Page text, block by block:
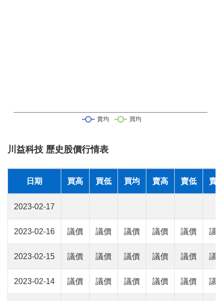
川益科技 歷史股價行情表
日期 買高 買低 買均 賣高 賣低 賣
2023-02-17
2023-02-16 議價 議價 議價 議價 議價 議
2023-02-15 議價 議價 議價 議價 議價 議
2023-02-14 議價 議價 議價 議價 議價 議